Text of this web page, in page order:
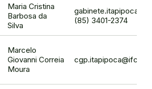
Maria Cristina
Barbosa da
Silva
(85) 3401-2374
Marcelo
Giovanni Correia
Moura